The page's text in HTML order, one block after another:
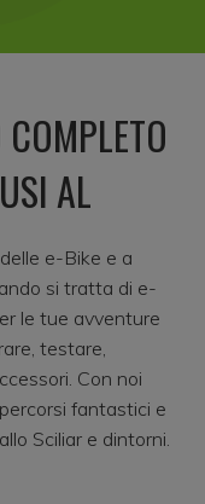
AL
e-Bike e a
si tratta di e-
le tue avventure
testare,
Con noi
fantastici e
Sciliar e dintorni.